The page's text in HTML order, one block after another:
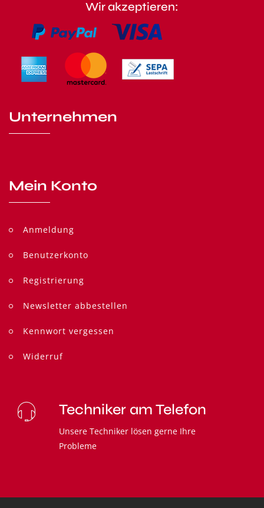
Wir akzeptieren:
Unternehmen
Mein Konto
Anmeldung
Benutzerkonto
Registrierung
Newsletter abbestellen
Kennwort vergessen
Widerruf
Techniker am Telefon
Unsere Techniker lösen gerne Ihre
Probleme